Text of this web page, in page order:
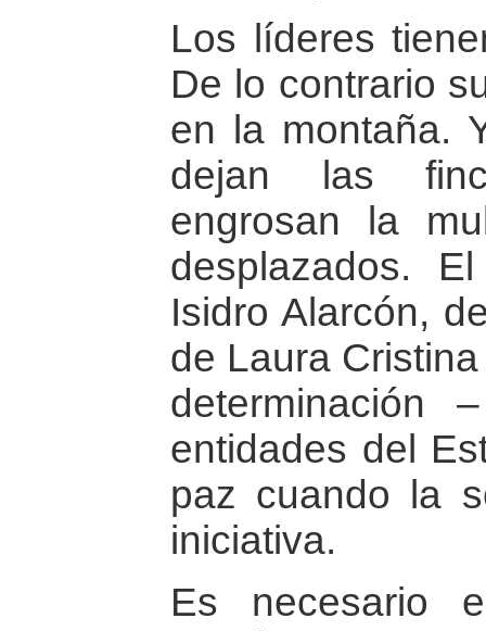
Los líderes
De lo contrario
en la montaña.
dejan las
engrosan la
desplazados.
Isidro Alarcón,
de Laura
entidades del
paz cuando la
iniciativa.
Es necesario